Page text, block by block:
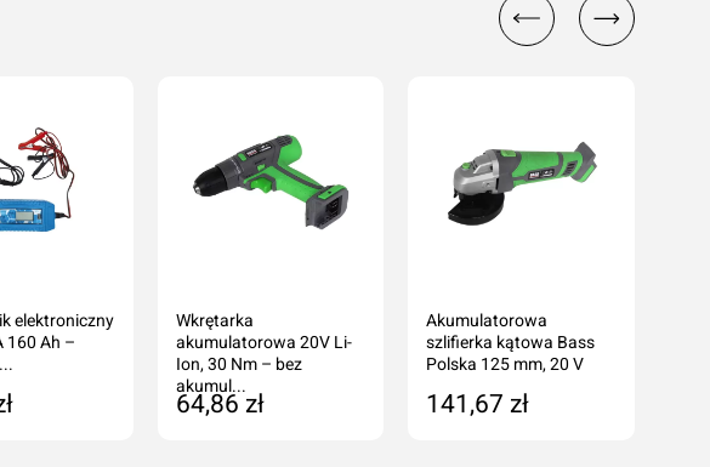
elektroniczny
160 Ah –
Wkrętarka
akumulatorowa 20V Li-
Ion, 30 Nm – bez
akumul...
64,86 zł
Akumulatorowa
szlifierka kątowa Bass
Polska 125 mm, 20 V
141,67 zł